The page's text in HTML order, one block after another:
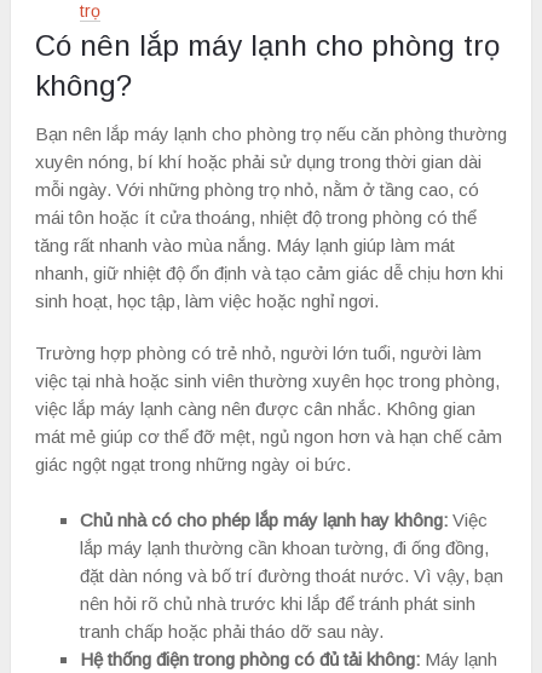
trọ
Có nên lắp máy lạnh cho phòng trọ
không?
Bạn nên lắp máy lạnh cho phòng trọ nếu căn phòng thường
xuyên nóng, bí khí hoặc phải sử dụng trong thời gian dài
mỗi ngày. Với những phòng trọ nhỏ, nằm ở tầng cao, có
mái tôn hoặc ít cửa thoáng, nhiệt độ trong phòng có thể
tăng rất nhanh vào mùa nắng. Máy lạnh giúp làm mát
nhanh, giữ nhiệt độ ổn định và tạo cảm giác dễ chịu hơn khi
sinh hoạt, học tập, làm việc hoặc nghỉ ngơi.
Trường hợp phòng có trẻ nhỏ, người lớn tuổi, người làm
việc tại nhà hoặc sinh viên thường xuyên học trong phòng,
việc lắp máy lạnh càng nên được cân nhắc. Không gian
mát mẻ giúp cơ thể đỡ mệt, ngủ ngon hơn và hạn chế cảm
giác ngột ngạt trong những ngày oi bức.
Chủ nhà có cho phép lắp máy lạnh hay không: Việc
lắp máy lạnh thường cần khoan tường, đi ống đồng,
đặt dàn nóng và bố trí đường thoát nước. Vì vậy, bạn
nên hỏi rõ chủ nhà trước khi lắp để tránh phát sinh
tranh chấp hoặc phải tháo dỡ sau này.
Hệ thống điện trong phòng có đủ tải không: Máy lạnh